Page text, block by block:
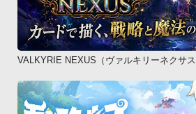
VALKYRIE NEXUS（ヴァルキリーネクサス